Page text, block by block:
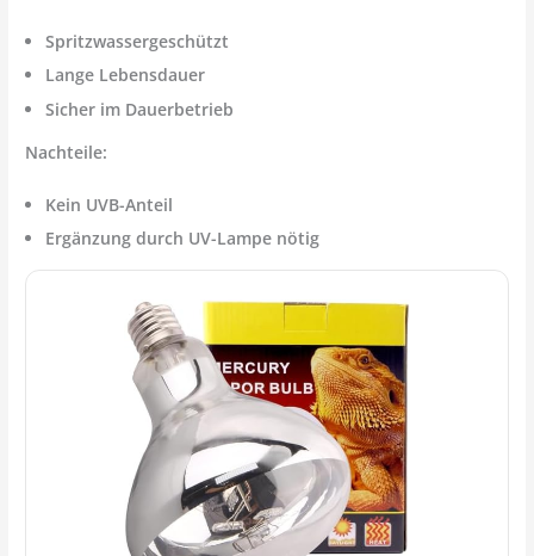
Spritzwassergeschützt
Lange Lebensdauer
Sicher im Dauerbetrieb
Nachteile:
Kein UVB-Anteil
Ergänzung durch UV-Lampe nötig